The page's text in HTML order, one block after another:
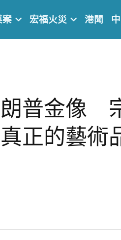
案 宏福火災 港聞
朗普金像
正的藝術